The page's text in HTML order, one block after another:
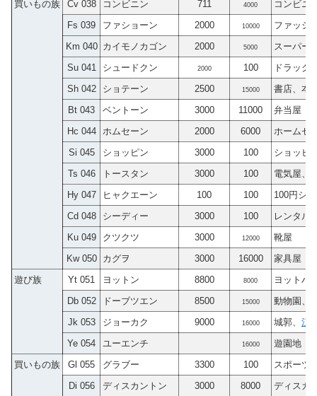
買いもの族
Cv 038 コンビニン 711 4000
コンビニ
Fs 039
ファショーン 2000 10000
ファッシ
Km 040 カイモノカゴン 2000 5000
スーパー
Su 041
シュードクン 2000 100
ドラッグ
Sh 042
ショテーン 2500 15000
書店、本
Bt 043
ベントーン 3000 11000
弁当屋
Hc 044
ホムセーン 2000 6000
ホームセ
Si 045
ショッピン 3000 100
ショッピ
Ts 046
トースタン 3000 100
電気屋、
Hy 047
ヒャクエーン 100 100
100円シ
Cd 048
シーディー 3000 100
レンタル
Ku 049
クツクツ 3000 12000
靴屋
Kw 050
カグヲ 3000 16000
家具屋
遊び族
Yt 051 ヨットン 8800 8000
ヨットハ
Db 052
ドーブツエン 8500 15000
動物園、
Jk 053
ジョーカク 9000 16000 城郭、 江
Ye 054
ユーエンチ 16000
遊園地
買いもの族
Gl 055 グラブー 3300 100
スポーツ
Di 056
ディスカントン 3000 8000
ディスカ